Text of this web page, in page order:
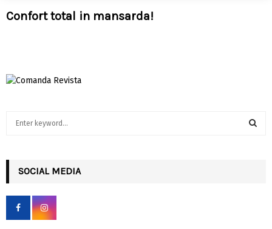
Confort total in mansarda!
h
f
r
SOCIAL MEDIA